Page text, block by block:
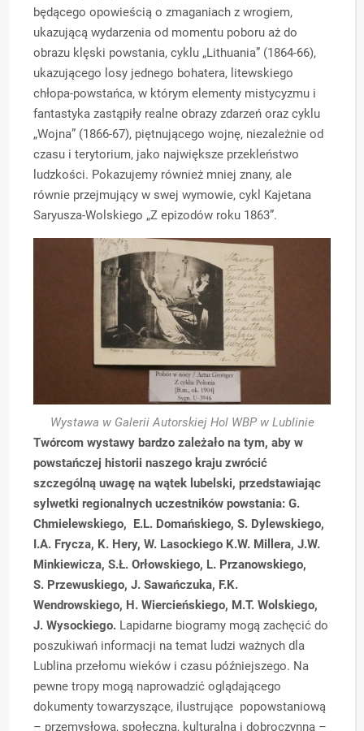
będącego opowieścią o zmaganiach z wrogiem,
ukazującą wydarzenia od momentu poboru aż do
obrazu klęski powstania, cyklu „Lithuania” (1864-66),
ukazującego losy jednego bohatera, litewskiego
chłopa-powstańca, w którym elementy mistycyzmu i
fantastyka zastąpiły realne obrazy zdarzeń oraz cyklu
„Wojna” (1866-67), piętnującego wojnę, niezależnie od
czasu i terytorium, jako największe przekleństwo
ludzkości. Pokazujemy również mniej znany, ale
równie przejmujący w swej wymowie, cykl Kajetana
Saryusza-Wolskiego „Z epizodów roku 1863”.
Wystawa w Galerii Autorskiej Hol WBP w Lublinie
Twórcom wystawy bardzo zależało na tym, aby w
powstańczej historii naszego kraju zwrócić
szczególną uwagę na wątek lubelski, przedstawiając
sylwetki regionalnych uczestników powstania: G.
Chmielewskiego, E.L. Domańskiego, S. Dylewskiego,
I.A. Frycza, K. Hery, W. Lasockiego K.W. Millera, J.W.
Minkiewicza, S.Ł. Orłowskiego, L. Przanowskiego,
S. Przewuskiego, J. Sawańczuka, F.K.
Wendrowskiego, H. Wiercieńskiego, M.T. Wolskiego,
J. Wysockiego. Lapidarne biogramy mogą zachęcić do
poszukiwań informacji na temat ludzi ważnych dla
Lublina przełomu wieków i czasu późniejszego. Na
pewne tropy mogą naprowadzić oglądającego
dokumenty towarzyszące, ilustrujące popowstaniową
– przemysłową, społeczną, kulturalną i dobroczynną –